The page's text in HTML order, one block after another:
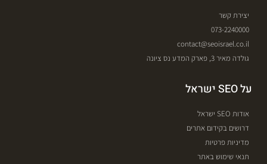
יצירת קשר
073-2240000
contact@seoisrael.co.il
גולדה מאיר 3, פארק המדע נס ציונה
על SEO ישראל
אודות SEO ישראל
דרושים בקידום אתרים
מדיניות פרטיות
תנאי שימוש באתר